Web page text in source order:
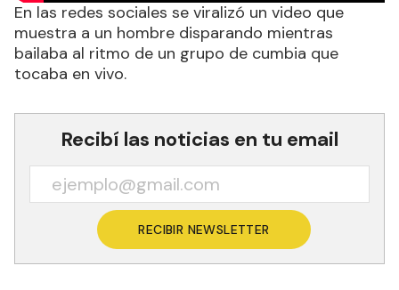
En las redes sociales se viralizó un video que
muestra a un hombre disparando mientras
bailaba al ritmo de un grupo de cumbia que
tocaba en vivo.
Recibí las noticias en tu email
RECIBIR NEWSLETTER